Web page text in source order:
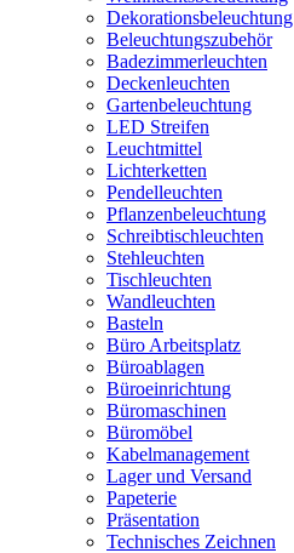
Dekorationsbeleuchtung
Beleuchtungszubehör
Badezimmerleuchten
Deckenleuchten
Gartenbeleuchtung
LED Streifen
Leuchtmittel
Lichterketten
Pendelleuchten
Pflanzenbeleuchtung
Schreibtischleuchten
Stehleuchten
Tischleuchten
Wandleuchten
Basteln
Büro Arbeitsplatz
Büroablagen
Büroeinrichtung
Büromaschinen
Büromöbel
Kabelmanagement
Lager und Versand
Papeterie
Präsentation
Technisches Zeichnen